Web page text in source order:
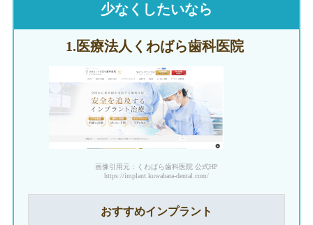
少なくしたいなら
1.医療法人 くわばら歯科医院
画像引用元：くわばら歯科医院 公式HP
https://implant.kuwabara-dental.com/
おすすめインプラント